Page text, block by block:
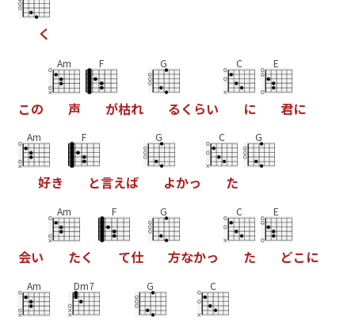
く
この
Am
声
F
が枯れ
G
る く らい
C
に
E
君に
Am
好き
F
と言えば
G
よかっ
C
た
G
会い
Am
たく
F
て仕
G
方なかっ
C
た
E
どこ に
Am Dm7 G C